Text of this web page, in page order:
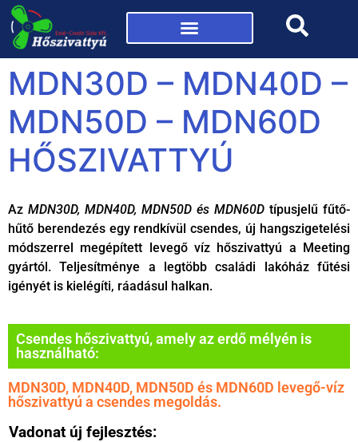
MDN30D – MDN40D –
MDN50D – MDN60D
HŐSZIVATTYÚ
Az MDN30D, MDN40D, MDN50D és MDN60D típusjelű fűtő-
hűtő berendezés egy rendkívül csendes, új hangszigetelési
módszerrel megépített levegő víz hőszivattyú a Meeting
gyártól. Teljesítménye a legtöbb családi lakóház fűtési
igényét is kielégíti, ráadásul halkan.
Csendes hőszivattyú, amely az erdő mélyén is
használható:
MDN30D, MDN40D, MDN50D és MDN60D levegő-víz
hőszivattyú a csendes megoldás.
Vadonat új fejlesztés: